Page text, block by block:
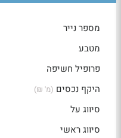
מספר נייר
מטבע
פרופיל חשיפה
היקף נכסים (מ' ₪)
סיווג על
סיווג ראשי